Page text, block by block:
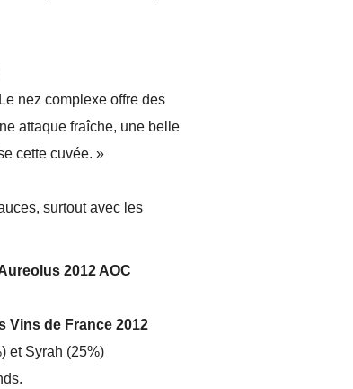
nez complexe offre des
attaque fraîche, une belle
cette cuvée. »
surtout avec les
2012 AOC
Vins de France 2012
et Syrah (25%)